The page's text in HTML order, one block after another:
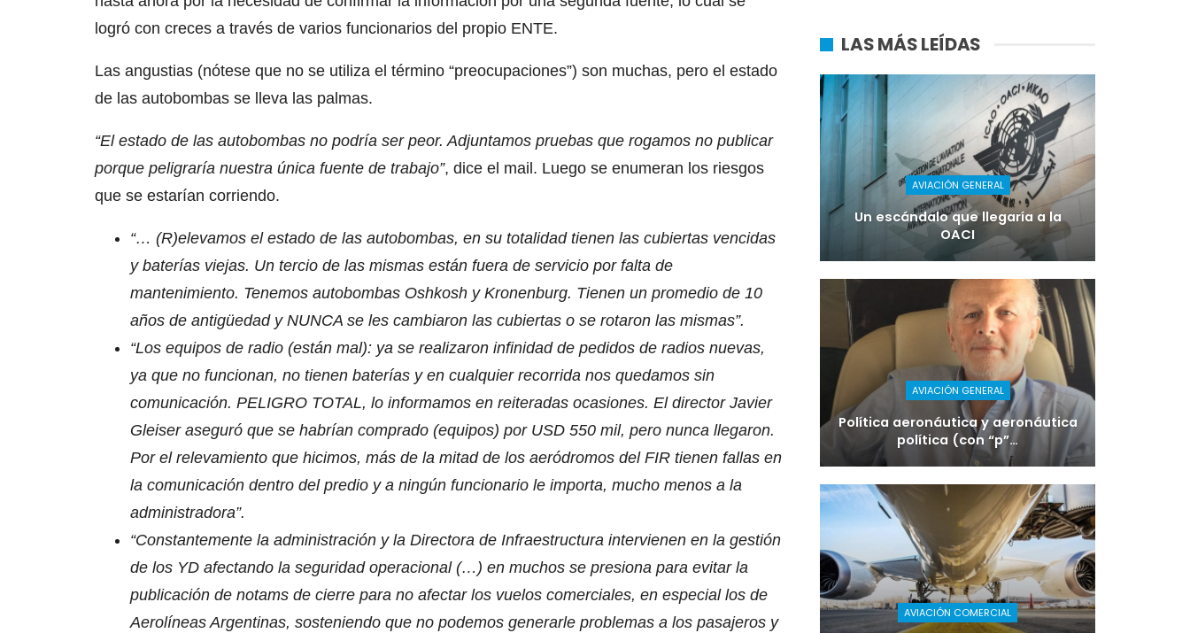
logró con creces a través de varios funcionarios del propio ENTE.
Las angustias (nótese que no se utiliza el término “preocupaciones”) son muchas, pero el estado
de las autobombas se lleva las palmas.
“El estado de las autobombas no podría ser peor. Adjuntamos pruebas que rogamos no publicar
porque peligraría nuestra única fuente de trabajo”, dice el mail. Luego se enumeran los riesgos
que se estarían corriendo.
“… (R)elevamos el estado de las autobombas, en su totalidad tienen las cubiertas vencidas
y baterías viejas. Un tercio de las mismas están fuera de servicio por falta de
mantenimiento. Tenemos autobombas Oshkosh y Kronenburg. Tienen un promedio de 10
años de antigüedad y NUNCA se les cambiaron las cubiertas o se rotaron las mismas”.
“Los equipos de radio (están mal): ya se realizaron infinidad de pedidos de radios nuevas,
ya que no funcionan, no tienen baterías y en cualquier recorrida nos quedamos sin
comunicación. PELIGRO TOTAL, lo informamos en reiteradas ocasiones. El director Javier
Gleiser aseguró que se habrían comprado (equipos) por USD 550 mil, pero nunca llegaron.
Por el relevamiento que hicimos, más de la mitad de los aeródromos del FIR tienen fallas en
la comunicación dentro del predio y a ningún funcionario le importa, mucho menos a la
administradora”.
“Constantemente la administración y la Directora de Infraestructura intervienen en la gestión
de los YD afectando la seguridad operacional (…) en muchos se presiona para evitar la
publicación de notams de cierre para no afectar los vuelos comerciales, en especial los de
Aerolíneas Argentinas, sosteniendo que no podemos generarle problemas a los pasajeros y
LAS MÁS LEÍDAS
AVIACIÓN GENERAL
Un escándalo que llegaría a la
OACI
AVIACIÓN GENERAL
Política aeronáutica y aeronáutica
política (con “p”…
AVIACIÓN COMERCIAL